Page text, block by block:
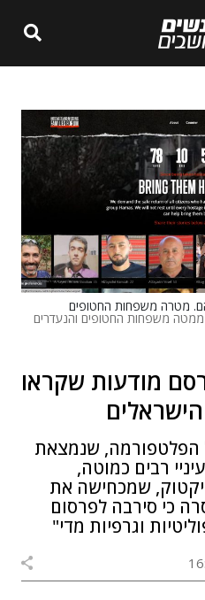
מטרה משפחות החטופים
ממטה משפחות החטופים והנעדרים
מודעות שקראו
הפלטפורמה, שנמצאת
רבים כמוטה,
שמכחישה את
כי סירבה לפרסום
וגרפיות מדי"